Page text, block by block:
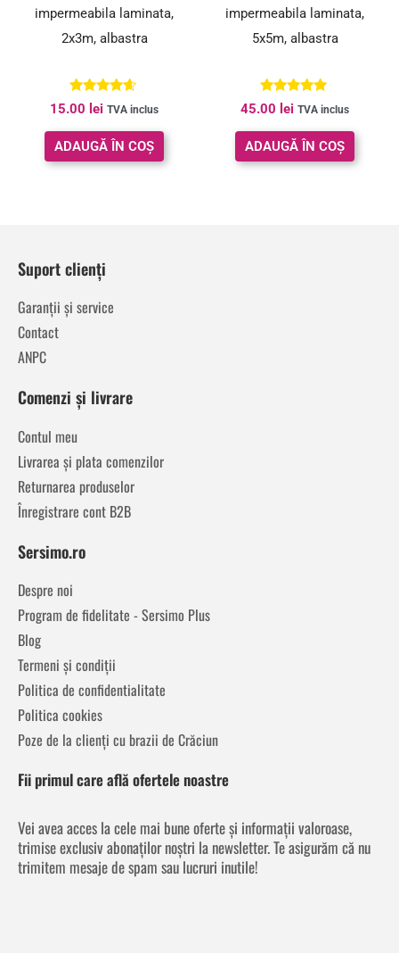
impermeabila laminata,
2x3m, albastra
Evaluat la
4.50
din 5
15.00 lei TVA inclus
ADAUGĂ ÎN COȘ
impermeabila laminata,
5x5m, albastra
Evaluat la
5.00
din 5
45.00 lei TVA inclus
ADAUGĂ ÎN COȘ
Suport clienți
Garanții și service
Contact
ANPC
Comenzi și livrare
Contul meu
Livrarea și plata comenzilor
Returnarea produselor
Înregistrare cont B2B
Sersimo.ro
Despre noi
Program de fidelitate - Sersimo Plus
Blog
Termeni și condiții
Politica de confidentialitate
Politica cookies
Poze de la clienți cu brazii de Crăciun
Fii primul care află ofertele noastre
Vei avea acces la cele mai bune oferte și informații valoroase,
trimise exclusiv abonaților noștri la newsletter. Te asigurăm că nu
trimitem mesaje de spam sau lucruri inutile!